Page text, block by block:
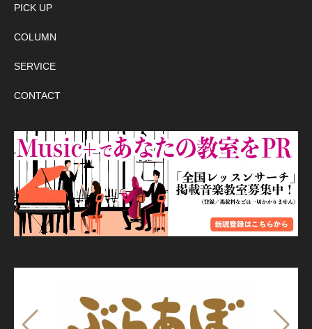
PICK UP
COLUMN
SERVICE
CONTACT